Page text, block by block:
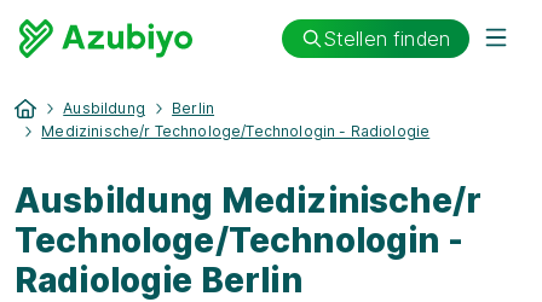
Stellen finden
Ausbildung
Berlin
Medizinische/r Technologe/Technologin - Radiologie
Ausbildung Medizinische/r
Technologe/Technologin -
Radiologie Berlin